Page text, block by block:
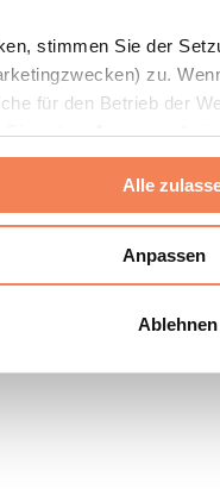
stimmen Sie der
zu.
für den Betrieb der
unter „Anpassen“
Ihrer Daten
Alle
Anpassen
Ablehnen